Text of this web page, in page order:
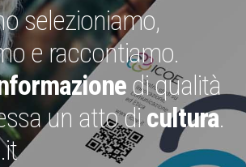
selezioniamo,
e raccontiamo.
di qualità
un atto dicultura.